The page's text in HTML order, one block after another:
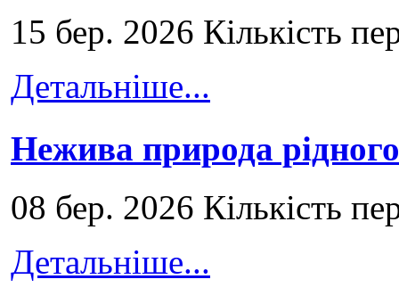
15 бер. 2026 Кількість
Детальніше...
Нежива природа
08 бер. 2026 Кількість
Детальніше...